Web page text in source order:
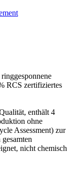
RCS zertifiziertes
enthält 4
ohne
Assessment) zur
nicht chemisch